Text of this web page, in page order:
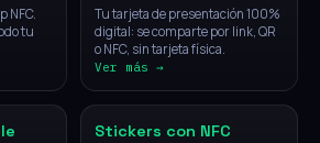
NFC.
tu
Tu tarjeta de presentación 100%
digital: se comparte por link, QR
o NFC, sin tarjeta física.
Ver más →
NFC NFC
Stickers con NFC